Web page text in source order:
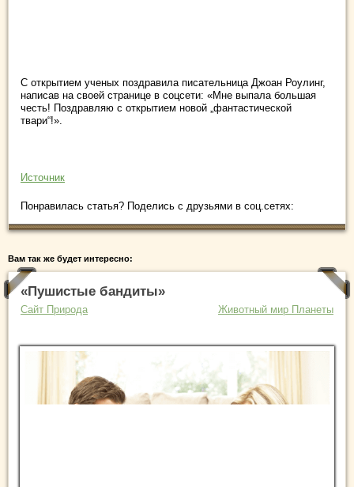
С открытием ученых поздравила писательница Джоан Роулинг,
написав на своей странице в соцсети: «Мне выпала большая
честь! Поздравляю с открытием новой „фантастической
твари“!».
Источник
Понравилась статья? Поделись с друзьями в соц.сетях:
Вам так же будет интересно:
«Пушистые бандиты»
Сайт Природа Животный мир Планеты